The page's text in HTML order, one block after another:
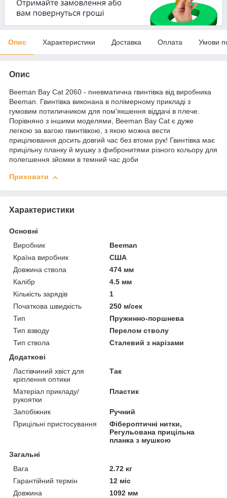
Опис Характеристики Доставка Оплата Умови
Опис
Beeman Bay Cat 2060 - пневматична гвинтівка від виробника
Beeman. Гвинтівка виконана в полімерному прикладі з
гумовим потиличником для пом'якшення віддачі в плече.
Порівняно з іншими моделями, Beeman Bay Cat є дуже
легкою за вагою гвинтівкою, з якою можна вести
прицілювання досить довгий час без втоми рук! Гвинтівка має
прицільну планку й мушку з фибронитями різного кольору для
полегшення зйомки в темний час доби
Приховати
Характеристики
Основні
Виробник
Beeman
Країна виробник
США
Довжина ствола
474 мм
Калібр
4.5 мм
Кількість зарядів
1
Початкова швидкість
250 м/сек
Тип
Пружинно-поршнева
Тип взводу
Перелом стволу
Тип ствола
Сталевий з нарізами
Додаткові
Ластівчиний хвіст для
кріплення оптики
Так
Матеріал прикладу/
рукоятки
Пластик
Запобіжник
Ручний
Прицільні пристосування
Фібероптичні нитки,
Регульована прицільна
планка з мушкою
Загальні
Вага
2.72 кг
Гарантійний термін
12 міс
Довжина
1092 мм